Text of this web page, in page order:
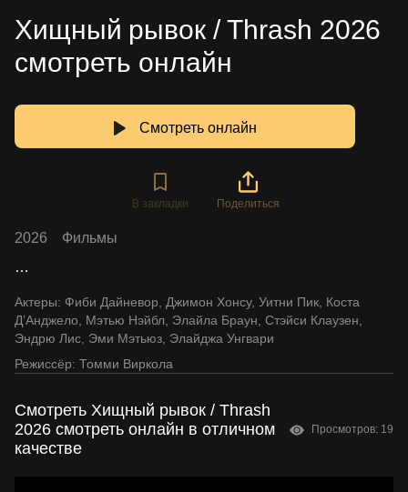
Хищный рывок / Thrash 2026
смотреть онлайн
Смотреть онлайн
В закладки Поделиться
2026
Фильмы
…
Актеры: Фиби Дайневор, Джимон Хонсу, Уитни Пик, Коста
Д’Анджело, Мэтью Нэйбл, Элайла Браун, Стэйси Клаузен,
Эндрю Лис, Эми Мэтьюз, Элайджа Унгвари
Режиссёр: Томми Виркола
Смотреть Хищный рывок / Thrash
2026 смотреть онлайн в отличном
качестве
Просмотров: 19